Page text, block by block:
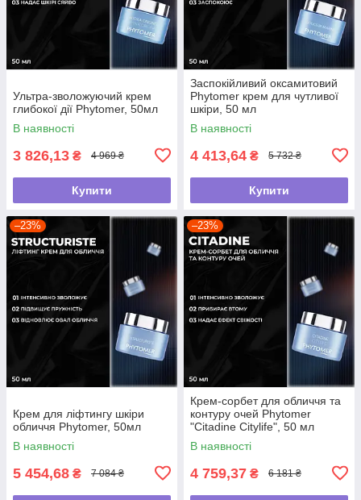
Ультра-зволожуючий крем
глибокої дії Phytomer, 50мл
В наявності
3 826,13 ₴ 4 969 ₴
Купити
Заспокійливий оксамитовий
Phytomer крем для чутливої
шкіри, 50 мл
В наявності
4 413,64 ₴ 5 732 ₴
Купити
–23%
Крем для ліфтингу шкіри
обличчя Phytomer, 50мл
В наявності
5 454,68 ₴ 7 084 ₴
–23%
Крем-сорбет для обличчя та
контуру очей Phytomer
"Citadine Citylife", 50 мл
В наявності
4 759,37 ₴ 6 181 ₴